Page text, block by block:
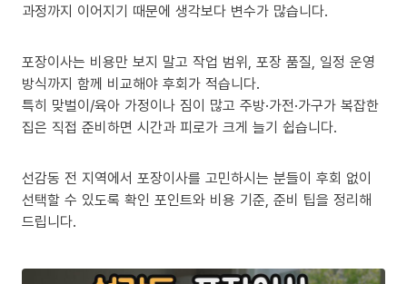
과정까지 이어지기 때문에 생각보다 변수가 많습니다.
포장이사는 비용만 보지 말고 작업 범위, 포장 품질, 일정 운영
방식까지 함께 비교해야 후회가 적습니다.
특히 맞벌이/육아 가정이나 짐이 많고 주방·가전·가구가 복잡한
집은 직접 준비하면 시간과 피로가 크게 늘기 쉽습니다.
선감동 전 지역에서 포장이사를 고민하시는 분들이 후회 없이
선택할 수 있도록 확인 포인트와 비용 기준, 준비 팁을 정리해
드립니다.